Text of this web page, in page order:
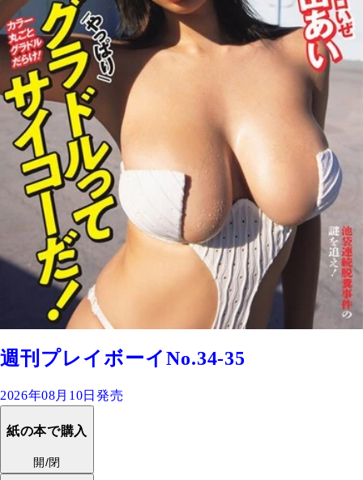
週刊プレイボーイNo.34-35
2026年08月10日発売
紙の本で購入
開/閉